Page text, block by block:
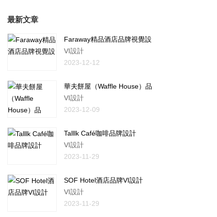
最新文章
Faraway精品酒店品牌視覺設
VI設計
2023-12-12
華夫餅屋（Waffle House）品
VI設計
2023-12-09
Talllk Café咖啡品牌設計
VI設計
2023-11-29
SOF Hotel酒店品牌VI設計
VI設計
2023-11-29